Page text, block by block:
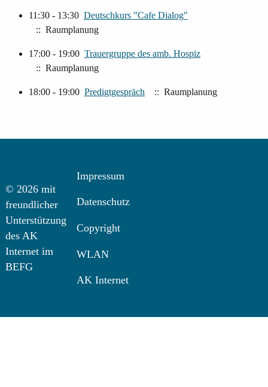
11:30 - 13:30 Deutschkurs "Cafe Dialog"
:: Raumplanung
17:00 - 19:00 Trauergruppe des amb. Hospiz
:: Raumplanung
18:00 - 19:00 Predigtgespräch :: Raumplanung
© 2026 mit
freundlicher
Unterstützung
des AK
Internet im
BEFG
Impressum
Datenschutz
Copyright
WLAN
AK Internet